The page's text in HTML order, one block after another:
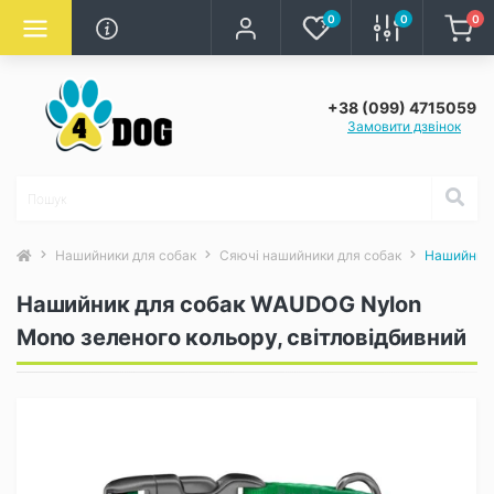
0 0 0
+38 (099) 4715059
Замовити дзвінок
Нашийники для собак Сяючі нашийники для собак Нашийник
Нашийник для собак WAUDOG Nylon
Mono зеленого кольору, світловідбивний